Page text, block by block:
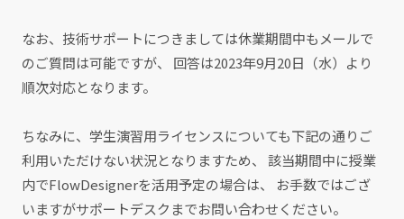
なお、技術サポートにつきましては休業期間中もメールで
のご質問は可能ですが、 回答は2023年9月20日（水）より
順次対応となります。
ちなみに、学生演習用ライセンスについても下記の通りご
利用いただけない状況となりますため、 該当期間中に授業
内でFlowDesignerを活用予定の場合は、 お手数ではござ
いますがサポートデスクまでお問い合わせください。